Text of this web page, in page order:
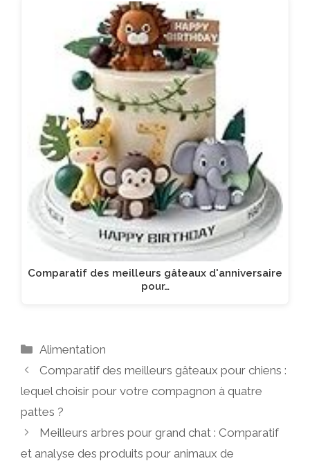
Comparatif des meilleurs gâteaux d'anniversaire
pour…
Catégories
Alimentation
Comparatif des meilleurs gâteaux pour chiens :
lequel choisir pour votre compagnon à quatre
pattes ?
Meilleurs arbres pour grand chat : Comparatif
et analyse des produits pour animaux de